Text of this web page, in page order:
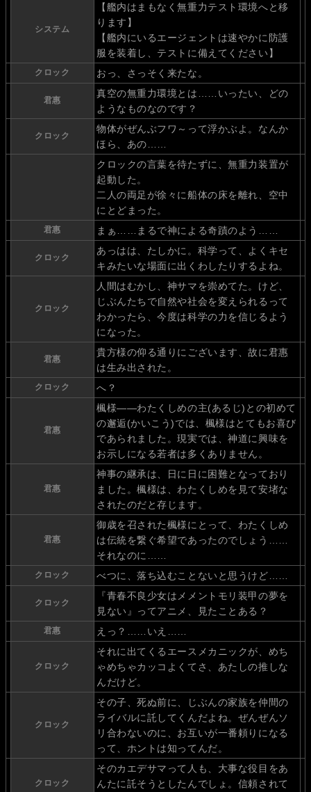
システム
【艦内はまもなく無重力テスト環境へと移
ります】
【艦内にいるエージェントは速やかに防護
服を装着し、テストに備えてください】
クロック おっ、さっそく来たな。
君惠
真空の無重力環境とは……いったい、どの
ようなものなのです？
クロック
物体がぜんぶフワ～って浮かぶよ。なんか
ほら、あの……
クロックの言葉を待たずに、無重力装置が
起動した。
二人の両足が徐々に船体の床を離れ、空中
にとどまった。
君惠 まぁ……まるで神による奇蹟のよう……
クロック
あっはは、たしかに。科学って、よくキセ
キみたいな場面に出くわしたりするよね。
クロック
人間はむかし、神サマを崇めてた。けど、
じぶんたちで自然や社会を変えられるって
わかったら、今度は科学の力を信じるよう
になった。
君惠
貴方様の仰る通りにございます、故に君惠
は生み出された。
クロック へ？
君惠
楓様――わたくしめの主(あるじ)との初めて
の邂逅(かいこう)では、楓様はとてもお喜び
であられました。現実では、神道に興味を
お示しになる若者は多くありません。
君惠
神事の継承は、日に日に困難となっており
ました。楓様は、わたくしめを見て安堵な
されたのだと存じます。
君惠
御歳を召された楓様にとって、わたくしめ
は伝統を繋ぐ希望であったのでしょう……
それなのに……
クロック べつに、落ち込むことないと思うけど……
クロック
『青春不良少女はメメントモリ装甲の夢を
見ない』ってアニメ、見たことある？
君惠 えっ？……いえ……
クロック
それに出てくるエースメカニックが、めち
ゃめちゃカッコよくてさ、あたしの推しな
んだけど。
クロック
その子、死ぬ前に、じぶんの家族を仲間の
ライバルに託してくんだよね。ぜんぜんソ
リ合わないのに、お互いが一番頼りになる
って、ホントは知ってんだ。
クロック
そのカエデサマって人も、大事な役目をあ
んたに託そうとしたんでしょ。信頼されて